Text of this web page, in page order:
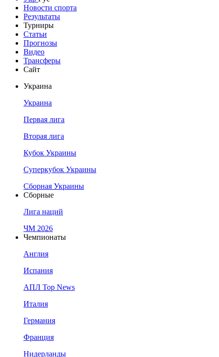
Новости спорта
Результаты
Турниры
Статьи
Прогнозы
Видео
Трансферы
Сайт
Украина
Украина
Первая лига
Вторая лига
Кубок Украины
Суперкубок Украины
Сборная Украины
Сборные
Лига наций
ЧМ 2026
Чемпионаты
Англия
Испания
АПЛ Top News
Италия
Германия
Франция
Нидерланды